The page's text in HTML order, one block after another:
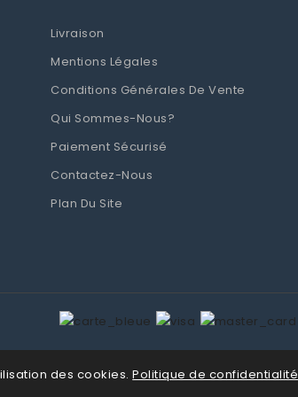
Livraison
Mentions Légales
Conditions Générales De Vente
Qui Sommes-Nous?
Paiement Sécurisé
Contactez-Nous
Plan Du Site
des cookies. Politique de confidentialité